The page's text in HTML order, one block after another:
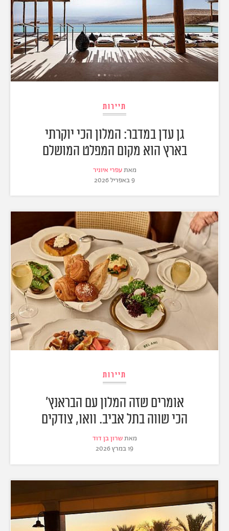
תיירות
גן עדן במדבר: המלון הכי יוקרתי
בארץ הוא מקום המפלט המושלם
מאתעפרי איוניר
9 באפריל 2026
תיירות
אומרים שזה המלון עם הבראנץ'
הכי שווה בתל אביב. וואו, צודקים
מאתשרון בן דוד
19 במרץ 2026